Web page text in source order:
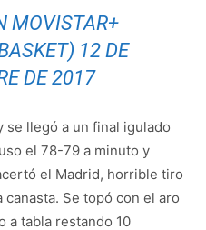
MOVISTAR+
12 DE
DE 2017
se llegó a un final igulado
el 78-79 a minuto y
el Madrid, horrible tiro
Se topó con el aro
a tabla restando 10